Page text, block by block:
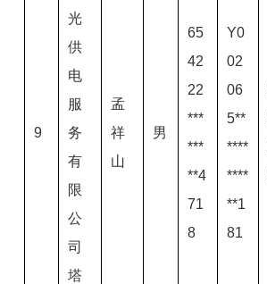
9
光
供
电
服
务
有
限
公
司
塔
孟
祥
山
男
65
42
22
***
***
**4
71
8
Y0
02
06
5**
****
****
**1
81